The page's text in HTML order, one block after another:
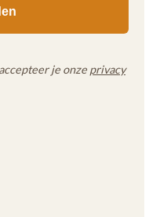
je onze privacy